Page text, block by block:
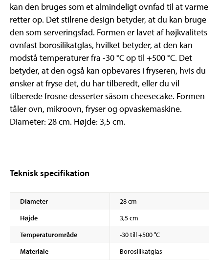
kan den bruges som et almindeligt ovnfad til at varme
retter op. Det stilrene design betyder, at du kan bruge
den som serveringsfad. Formen er lavet af højkvalitets
ovnfast borosilikatglas, hvilket betyder, at den kan
modstå temperaturer fra -30 °C op til +500 °C. Det
betyder, at den også kan opbevares i fryseren, hvis du
ønsker at fryse det, du har tilberedt, eller du vil
tilberede frosne desserter såsom cheesecake. Formen
tåler ovn, mikroovn, fryser og opvaskemaskine.
Diameter: 28 cm. Højde: 3,5 cm.
Teknisk specifikation
Diameter
28 cm
Højde
3,5 cm
Temperaturområde
-30 till +500 °C
Materiale
Borosilikatglas